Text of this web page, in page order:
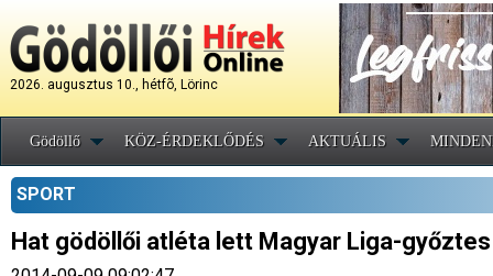
2026. augusztus 10., hétfõ, Lörinc
Gödöllő KÖZ-ÉRDEKLŐDÉS AKTUÁLIS
SPORT
Hat gödöllői atléta lett Magyar Liga-győztes